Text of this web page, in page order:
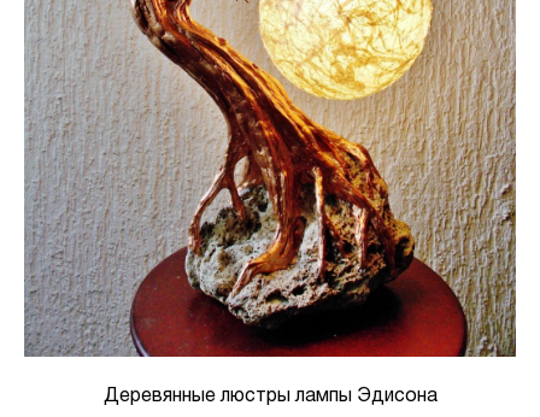
Деревянные люстры лампы Эдисона